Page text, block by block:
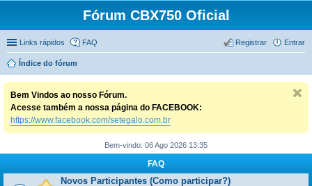
Fórum CBX750 Oficial
Links rápidos FAQ Entrar
Registrar
Índice do fórum
Bem Vindos ao nosso Fórum.
Acesse também a nossa página do FACEBOOK:
https://www.facebook.com/setegalo.com.br
Bem-vindo: 06 Ago 2026 13:35
FAQ
Novos Participantes (Como participar?)